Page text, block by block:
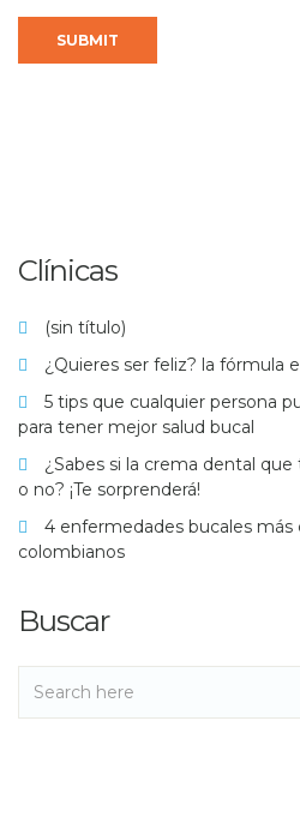
Clínicas
(sin título)
¿Quieres ser feliz? la fórmula
5 tips que cualquier persona
para tener mejor salud bucal
¿Sabes si la crema dental
o no? ¡Te sorprenderá!
4 enfermedades bucales más
colombianos
Buscar